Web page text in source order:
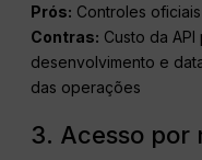
Prós: Controles
Contras: Custo da
desenvolvimento e
das operações
3. Acesso por